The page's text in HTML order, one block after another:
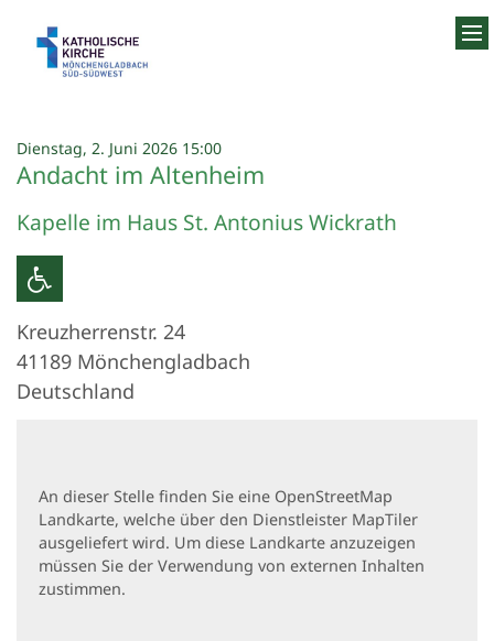
Dienstag, 2. Juni 2026 15:00:
Andacht im Altenheim
Kapelle im Haus St. Antonius Wickrath
Kreuzherrenstr. 24
41189 Mönchengladbach
Deutschland
An dieser Stelle finden Sie eine OpenStreetMap
Landkarte, welche über den Dienstleister MapTiler
ausgeliefert wird. Um diese Landkarte anzuzeigen
müssen Sie der Verwendung von externen Inhalten
zustimmen.